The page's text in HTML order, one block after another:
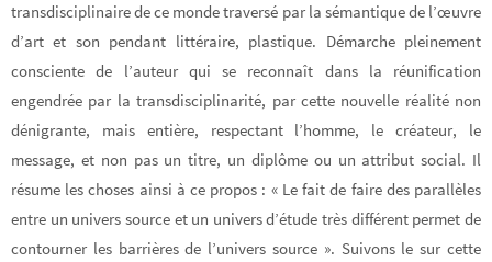
transdisciplinaire de ce monde traversé par la sémantique de l’œuvre
d’art et son pendant littéraire, plastique. Démarche pleinement
consciente de l’auteur qui se reconnaît dans la réunification
engendrée par la transdisciplinarité, par cette nouvelle réalité non
dénigrante, mais entière, respectant l’homme, le créateur, le
message, et non pas un titre, un diplôme ou un attribut social. Il
résume les choses ainsi à ce propos : « Le fait de faire des parallèles
entre un univers source et un univers d’étude très différent permet de
contourner les barrières de l’univers source ». Suivons le sur cette